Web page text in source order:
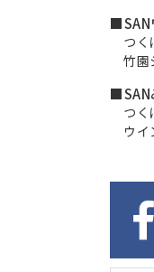
■SAN
つ
竹園
■SAN
つく
ウイ